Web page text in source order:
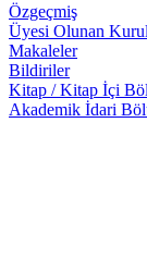
Özgeçmiş
Üyesi Olunan
Makaleler
Bildiriler
Kitap / Kitap İçi
Akademik İdari